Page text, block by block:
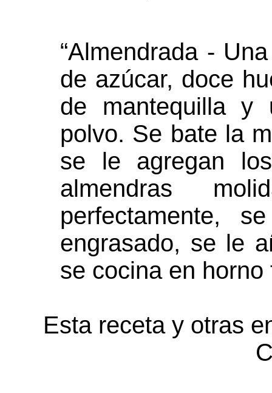
“Almendrada -
de azúcar, doce
de mantequilla
polvo. Se bate la
se le agregan
almendras
perfectamente,
engrasado, se le
se cocina en horno
Esta receta y otras